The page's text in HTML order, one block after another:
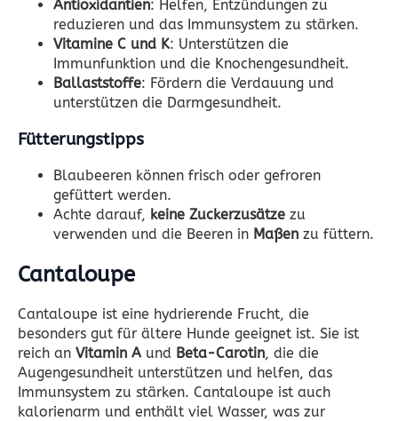
Antioxidantien: Helfen, Entzündungen zu
reduzieren und das Immunsystem zu stärken.
Vitamine C und K: Unterstützen die
Immunfunktion und die Knochengesundheit.
Ballaststoffe: Fördern die Verdauung und
unterstützen die Darmgesundheit.
Fütterungstipps
Blaubeeren können frisch oder gefroren
gefüttert werden.
Achte darauf, keine Zuckerzusätze zu
verwenden und die Beeren in Maßen zu füttern.
Cantaloupe
Cantaloupe ist eine hydrierende Frucht, die
besonders gut für ältere Hunde geeignet ist. Sie ist
reich an Vitamin Aund Beta-Carotin, die die
Augengesundheit unterstützen und helfen, das
Immunsystem zu stärken. Cantaloupe ist auch
kalorienarm und enthält viel Wasser, was zur